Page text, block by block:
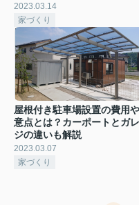
2023.03.14
家づくり
屋根付き駐車場設置の費用
意点とは？カーポートとガ
ジの違いも解説
2023.03.07
家づくり